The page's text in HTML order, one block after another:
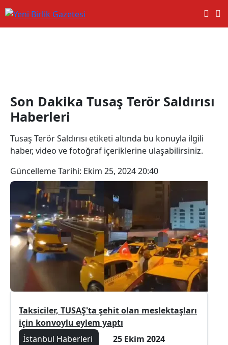
Son Dakika Tusaş Terör Saldırısı
Haberleri
Tusaş Terör Saldırısı etiketi altında bu konuyla ilgili
haber, video ve fotoğraf içeriklerine ulaşabilirsiniz.
Güncelleme Tarihi: Ekim 25, 2024 20:40
Taksiciler, TUSAŞ'ta şehit olan meslektaşları
için konvoylu eylem yaptı
İstanbul Haberleri
25 Ekim 2024